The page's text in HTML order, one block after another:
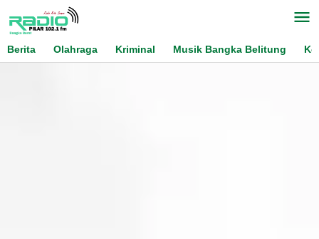
content
Berita
Olahraga Kriminal Musik Bangka Belitung